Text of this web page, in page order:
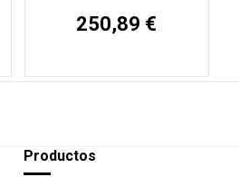
250,89 €
Productos